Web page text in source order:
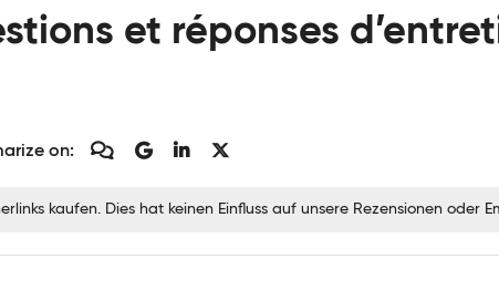
et réponses
on:
kaufen. Dies hat keinen Einfluss auf unsere Rezensionen oder